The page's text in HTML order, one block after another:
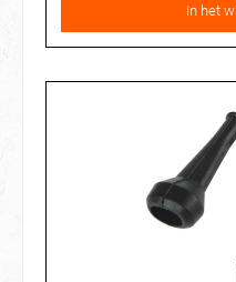
In het